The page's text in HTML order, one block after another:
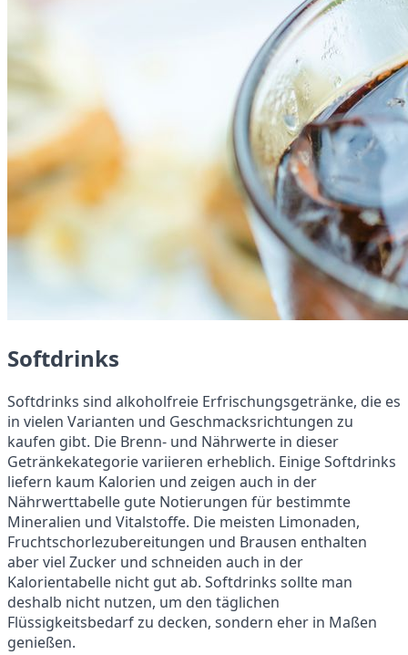
Softdrinks
Softdrinks sind alkoholfreie Erfrischungsgetränke, die es
in vielen Varianten und Geschmacksrichtungen zu
kaufen gibt. Die Brenn- und Nährwerte in dieser
Getränkekategorie variieren erheblich. Einige Softdrinks
liefern kaum Kalorien und zeigen auch in der
Nährwerttabelle gute Notierungen für bestimmte
Mineralien und Vitalstoffe. Die meisten Limonaden,
Fruchtschorlezubereitungen und Brausen enthalten
aber viel Zucker und schneiden auch in der
Kalorientabelle nicht gut ab. Softdrinks sollte man
deshalb nicht nutzen, um den täglichen
Flüssigkeitsbedarf zu decken, sondern eher in Maßen
genießen.